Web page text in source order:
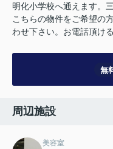
明化小学校へ通えます。
こちらの物件をご希望の
わせ下さい。お電話頂け
無
周辺施設
美容室